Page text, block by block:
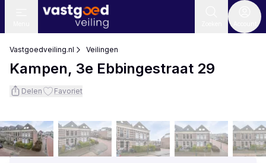
Vastgoedveiling.nl Veilingen
Kampen, 3e Ebbingestraat 29
Delen Favoriet